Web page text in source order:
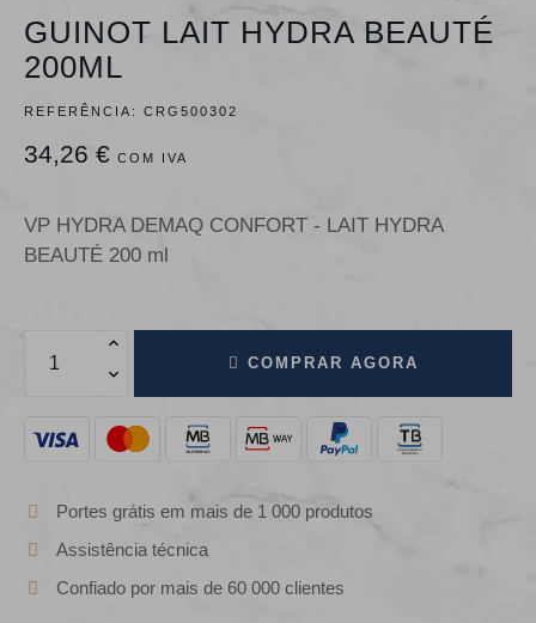
GUINOT LAIT HYDRA BEAUTÉ
200ML
REFERÊNCIA: CRG500302
34,26 € COM IVA
VP HYDRA DEMAQ CONFORT - LAIT HYDRA
BEAUTÉ 200 ml
COMPRAR AGORA
Portes grátis em mais de 1 000 produtos
Assistência técnica
Confiado por mais de 60 000 clientes